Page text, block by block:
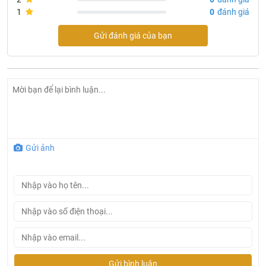
Quạt trần TLC TLC-QTL-MT
Cấu tạo sản phẩm quạt trần TLC TLC-QTL-MT
đánh giá là sản phẩm chất lượng từ chất liệu mẫu mã cho
đến cách vận hành hoạt động của sản phẩm. Cấu tạo cơ
1
0 đánh giá
Gửi đánh giá của bạn
Gửi ảnh
Gửi bình luận